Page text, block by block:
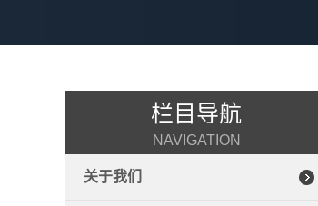
栏目导航
NAVIGATION
关于我们